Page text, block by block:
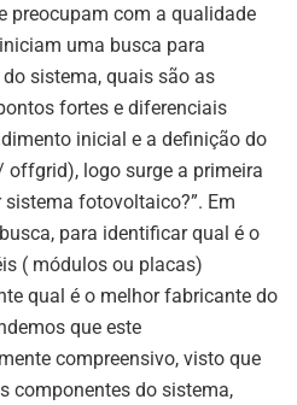
preocupam com a qualidade
uma busca para
sistema, quais são as
fortes e diferenciais
inicial e a definição do
logo surge a primeira
sistema fotovoltaico?”. Em
para identificar qual é o
( módulos ou placas)
qual é o melhor fabricante do
que este
compreensivo, visto que
componentes do sistema,